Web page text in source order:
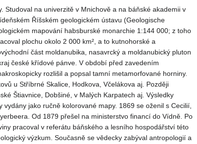
Studoval na univerzitě v Mnichově a na báňské akademii v
Říšském geologickém ústavu (Geologische
mapování habsburské monarchie 1:144 000; z toho
plochu okolo 2 000 km², a to kutnohorské a
část moldanubika, nasavrcký a moldanubický pluton
české křídové pánve. V období před zavedením
rozlišil a popsal tamní metamorfované horniny.
u Stříbrné Skalice, Hodkova, Včelákova aj. Později
Štiavnice, Dobšiné, v Malých Karpatech aj. Výsledky
jako ručně kolorované mapy. 1869 se oženil s Cecilií,
Od 1879 přešel na ministerstvo financí do Vídně. Po
pracoval v referátu báňského a lesního hospodářství této
výzkum. Současně se vědecky zabýval antropologií a